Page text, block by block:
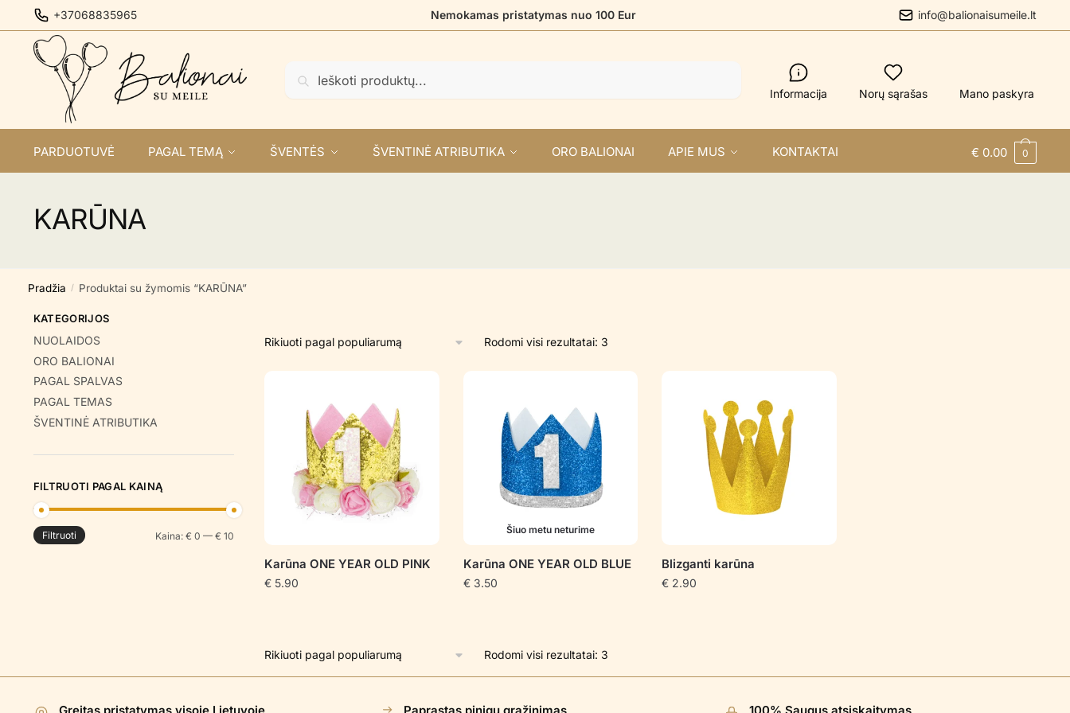
to
navigation
to
content
+37068835965 Nemokamas pristatymas nuo 100 Eur info@balionaisumeile.lt
Informacija Norų sąrašas Mano paskyra
PARDUOTUVĖ PAGAL TEMĄ ŠVENTĖS ŠVENTINĖ ATRIBUTIKA ORO BALIONAI APIE MUS KONTAKTAI € 0.00 0
KARŪNA
Pradžia / Produktai su žymomis “KARŪNA”
Rodomi visi rezultatai: 3Rūšiuojama
populiarumą
Karūna ONE YEAR OLD PINK
€5.90
Šiuo metu neturime
Karūna ONE YEAR OLD BLUE
€3.50
Blizganti karūna
€ 2.90
Rodomi visi rezultatai: 3Rūšiuojama
KATEGORIJOS
NUOLAIDOS
ORO BALIONAI
PAGAL SPALVAS
PAGAL TEMAS
ŠVENTINĖ ATRIBUTIKA
FILTRUOTI PAGAL KAINĄ
Min
Maks
Filtruoti Kaina: € 0 — € 10